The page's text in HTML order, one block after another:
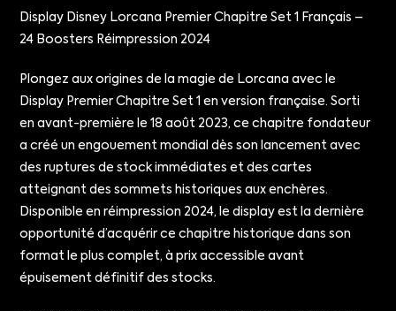
Display Disney Lorcana Premier Chapitre Set 1 Français –
24 Boosters Réimpression 2024
Plongez aux origines de la magie de Lorcana avec le
Display Premier Chapitre Set 1 en version française. Sorti
en avant-première le 18 août 2023, ce chapitre fondateur
a créé un engouement mondial dès son lancement avec
des ruptures de stock immédiates et des cartes
atteignant des sommets historiques aux enchères.
Disponible en réimpression 2024, le display est la dernière
opportunité d’acquérir ce chapitre historique dans son
format le plus complet, à prix accessible avant
épuisement définitif des stocks.